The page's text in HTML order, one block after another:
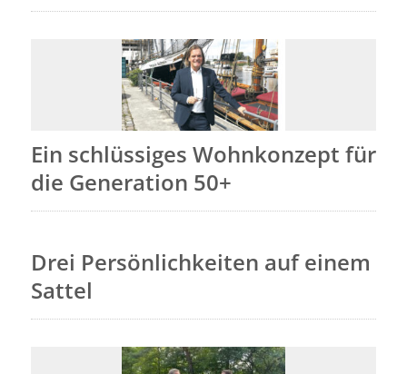
Ein schlüssiges Wohnkonzept für
die Generation 50+
Drei Persönlichkeiten auf einem
Sattel